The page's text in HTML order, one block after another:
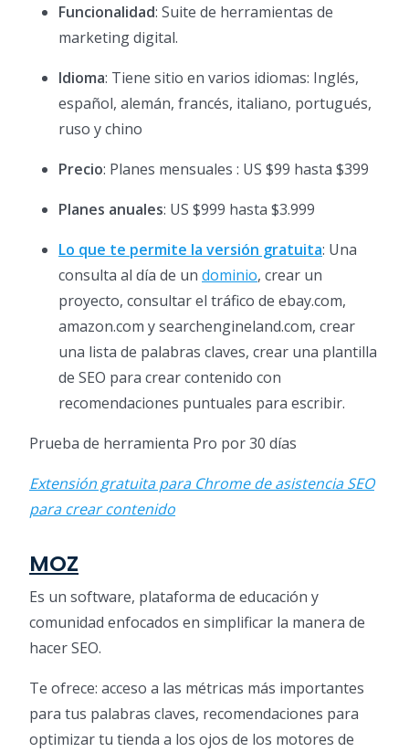
Funcionalidad: Suite de herramientas de
marketing digital.
Idioma: Tiene sitio en varios idiomas: Inglés,
español, alemán, francés, italiano, portugués,
ruso y chino
Precio: Planes mensuales : US $99 hasta $399
Planes anuales: US $999 hasta $3.999
Lo que te permite la versión gratuita: Una
consulta al día de un dominio, crear un
proyecto, consultar el tráfico de ebay.com,
amazon.com y searchengineland.com, crear
una lista de palabras claves, crear una plantilla
de SEO para crear contenido con
recomendaciones puntuales para escribir.
Prueba de herramienta Pro por 30 días
Extensión gratuita para Chrome de asistencia SEO
para crear contenido
MOZ
Es un software, plataforma de educación y
comunidad enfocados en simplificar la manera de
hacer SEO.
Te ofrece: acceso a las métricas más importantes
para tus palabras claves, recomendaciones para
optimizar tu tienda a los ojos de los motores de